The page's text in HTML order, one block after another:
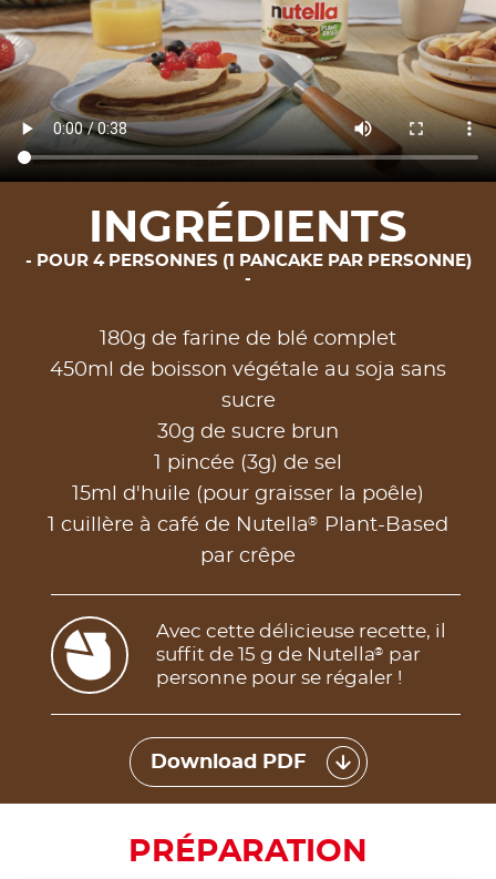
INGRÉDIENTS
POUR 4 PERSONNES (1 PANCAKE PAR PERSONNE)
180g de farine de blé complet
450ml de boisson végétale au soja sans
sucre
30g de sucre brun
1 pincée (3g) de sel
15ml d'huile (pour graisser la poêle)
1 cuillère à café de Nutella®
Plant-Based
par crêpe
Avec cette délicieuse recette, il
suffit de 15 g de Nutella®
par
personne pour se régaler !
Download PDF
PRÉPARATION